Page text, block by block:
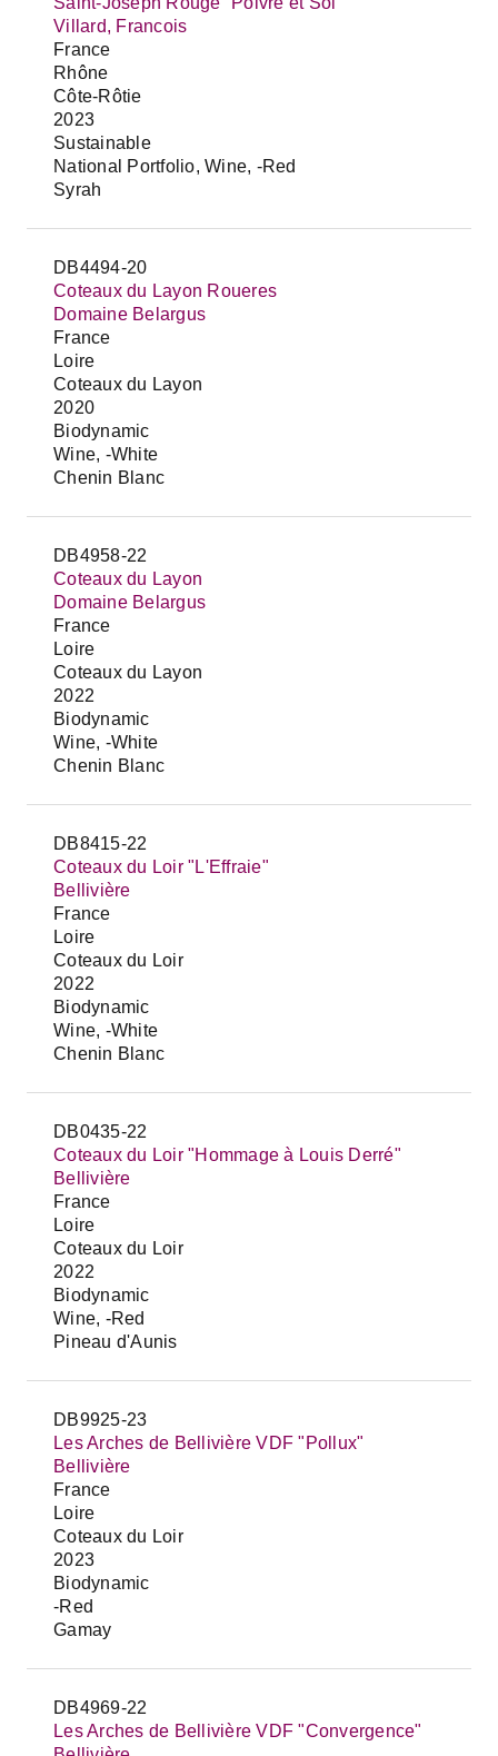
Villard, Francois
France
Rhône
Côte-Rôtie
2023
Sustainable
National Portfolio, Wine, -Red
Syrah
DB4494-20
Coteaux du Layon Roueres
Domaine Belargus
France
Loire
Coteaux du Layon
2020
Biodynamic
Wine, -White
Chenin Blanc
DB4958-22
Coteaux du Layon
Domaine Belargus
France
Loire
Coteaux du Layon
2022
Biodynamic
Wine, -White
Chenin Blanc
DB8415-22
Coteaux du Loir "L'Effraie"
Bellivière
France
Loire
Coteaux du Loir
2022
Biodynamic
Wine, -White
Chenin Blanc
DB0435-22
Coteaux du Loir "Hommage à Louis Derré"
Bellivière
France
Loire
Coteaux du Loir
2022
Biodynamic
Wine, -Red
Pineau d'Aunis
DB9925-23
Les Arches de Bellivière VDF "Pollux"
Bellivière
France
Loire
Coteaux du Loir
2023
Biodynamic
-Red
Gamay
DB4969-22
Les Arches de Bellivière VDF "Convergence"